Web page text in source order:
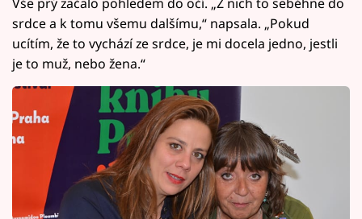
srdce a k tomu všemu dalšímu,“ napsala. „Pokud
ucítím, že to vychází ze srdce, je mi docela jedno, jestli
je to muž, nebo žena.“